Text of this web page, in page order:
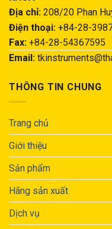
Địa chỉ: 208/20 Phan
Điện thoại: +84-28-
Fax: +84-28-54367595
Email:
THÔNG TIN CHUNG
Trang chủ
Giới thiệu
Sản phẩm
Hãng sản xuất
Dịch vụ